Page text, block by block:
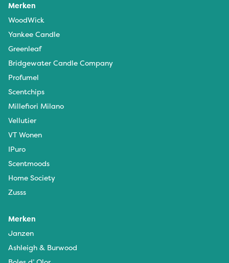
Merken
WoodWick
Yankee Candle
Greenleaf
Bridgewater Candle Company
Profumel
Scentchips
Millefiori Milano
Vellutier
VT Wonen
IPuro
Scentmoods
Home Society
Zusss
Merken
Janzen
Ashleigh & Burwood